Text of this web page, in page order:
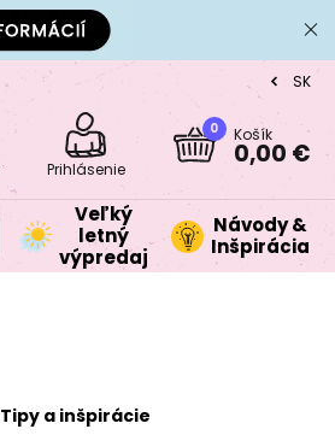
CZ
SK
Prihlásenie
0 Košík
0,00 €
Veľký
letný
výpredaj
Návody &
Inšpirácia
Tipy a inšpirácie